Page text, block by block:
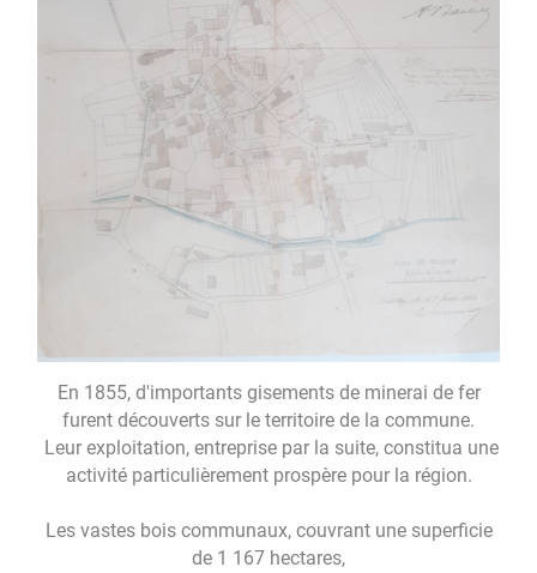
En 1855, d'importants gisements de minerai de fer
furent découverts sur le territoire de la commune.
Leur exploitation, entreprise par la suite, constitua une
activité particulièrement prospère pour la région.
Les vastes bois communaux, couvrant une superficie
de 1 167 hectares,